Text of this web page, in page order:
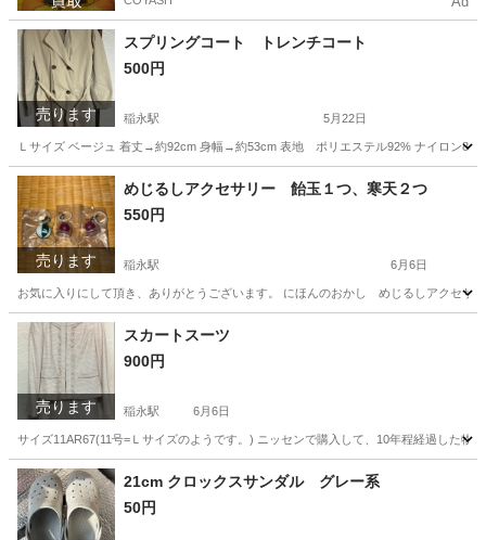
売ります
スプリングコート トレンチコート
500円
稲永駅 5月22日
Ｌサイズ ベージュ 着丈→約92cm 身幅→約53cm 表地 ポリエステル92% ナイロン
愛知 名古屋市 稲永駅 コート トレンチコート
売ります
めじるしアクセサリー 飴玉１つ、寒天２つ
550円
稲永駅 6月6日
お気に入りにして頂き、ありがとうございます。 にほんのおかし めじるしアクセサ
愛知 名古屋市 稲永駅
売ります
スカートスーツ
900円
稲永駅 6月6日
サイズ11AR67(11号=Ｌサイズのようです。) ニッセンで購入して、10年程経過した
愛知 名古屋市 稲永駅 スーツ ニッセン
21cm クロックスサンダル グレー系
50円